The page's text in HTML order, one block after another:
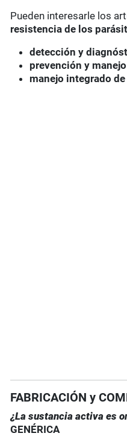
Pueden interesarle los
resistencia de los
detección y
prevención y manejo
manejo integrado
FABRICACIÓN y
¿La sustancia activa es
GENÉRICA